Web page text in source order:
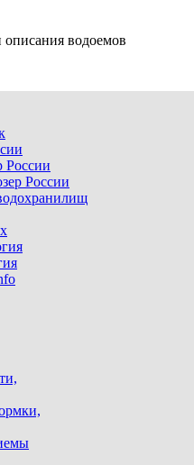
водоемов
России
России